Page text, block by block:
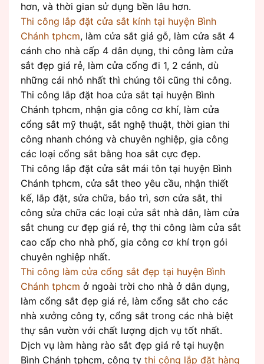
hơn, và thời gian sử dụng bền lâu hơn.
Thi công lắp đặt cửa sắt kính tại huyện Bình
Chánh tphcm, làm cửa sắt giả gỗ, làm cửa sắt 4
cánh cho nhà cấp 4 dân dụng, thi công làm cửa
sắt đẹp giá rẻ, làm cửa cổng đi 1, 2 cánh, dù
những cái nhỏ nhất thì chúng tôi cũng thi công.
Thi công lắp đặt hoa cửa sắt tại huyện Bình
Chánh tphcm, nhận gia công cơ khí, làm cửa
cổng sắt mỹ thuật, sắt nghệ thuật, thời gian thi
công nhanh chóng và chuyên nghiệp, gia công
các loại cổng sắt bằng hoa sắt cực đẹp.
Thi công lắp đặt cửa sắt mái tôn tại huyện Bình
Chánh tphcm, cửa sắt theo yêu cầu, nhận thiết
kế, lắp đặt, sửa chữa, bảo trì, sơn cửa sắt, thi
công sửa chữa các loại cửa sắt nhà dân, làm cửa
sắt chung cư đẹp giá rẻ, thợ thi công làm cửa sắt
cao cấp cho nhà phố, gia công cơ khí trọn gói
chuyên nghiệp nhất.
Thi công làm cửa cổng sắt đẹp tại huyện Bình
Chánh tphcm ở ngoài trời cho nhà ở dân dụng,
làm cổng sắt đẹp giá rẻ, làm cổng sắt cho các
nhà xưởng công ty, cổng sắt trong các nhà biệt
thự sân vườn với chất lượng dịch vụ tốt nhất.
Dịch vụ làm hàng rào sắt đẹp giá rẻ tại huyện
Bình Chánh tphcm, công ty thi công lắp đặt hàng